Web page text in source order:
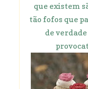
que existem
tão fofos que
de